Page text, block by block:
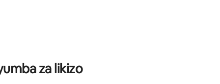
60
na
na
za likizo